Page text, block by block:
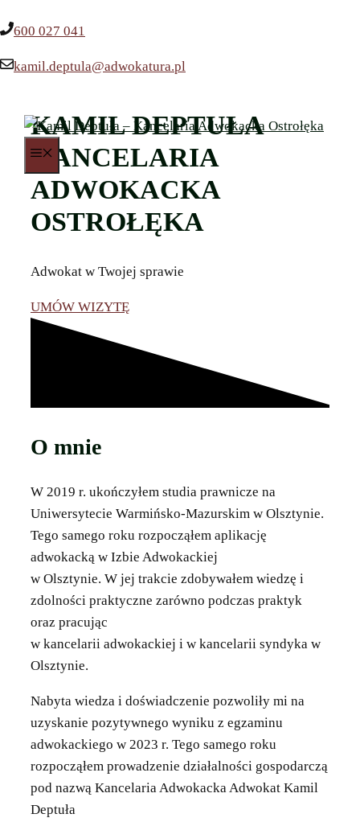
do
treści
600 027 041
kamil.deptula@adwokatura.pl
MENU
KAMIL DEPTUŁA
KANCELARIA
ADWOKACKA
OSTROŁĘKA
Adwokat w Twojej sprawie
UMÓW WIZYTĘ
O mnie
W 2019 r. ukończyłem studia prawnicze na
Uniwersytecie Warmińsko-Mazurskim w Olsztynie.
Tego samego roku rozpocząłem aplikację
adwokacką w Izbie Adwokackiej
w Olsztynie. W jej trakcie zdobywałem wiedzę i
zdolności praktyczne zarówno podczas praktyk
oraz pracując
w kancelarii adwokackiej i w kancelarii syndyka w
Olsztynie.
Nabyta wiedza i doświadczenie pozwoliły mi na
uzyskanie pozytywnego wyniku z egzaminu
adwokackiego w 2023 r. Tego samego roku
rozpocząłem prowadzenie działalności gospodarczą
pod nazwą Kancelaria Adwokacka Adwokat Kamil
Deptuła